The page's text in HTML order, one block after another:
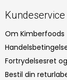
Kundeservice
Om Kimberfoods
Fortrydelsesret
Bestil din